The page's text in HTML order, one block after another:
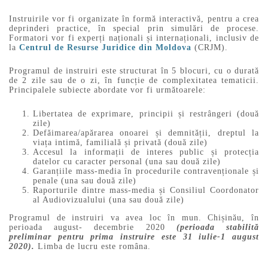
Instruirile vor fi organizate în formă interactivă, pentru a crea
deprinderi practice, în special prin simulări de procese.
Formatori vor fi experți naționali și internaționali, inclusiv de
la Centrul de Resurse Juridice din Moldova (CRJM).
Programul de instruiri este structurat în 5 blocuri, cu o durată
de 2 zile sau de o zi, în funcție de complexitatea tematicii.
Principalele subiecte abordate vor fi următoarele:
Libertatea de exprimare, principii și restrângeri (două
zile)
Defăimarea/apărarea onoarei și demnității, dreptul la
viața intimă, familială și privată (două zile)
Accesul la informații de interes public și protecția
datelor cu caracter personal (una sau două zile)
Garanțiile mass-media în procedurile contravenționale și
penale (una sau două zile)
Raporturile dintre mass-media și Consiliul Coordonator
al Audiovizualului (una sau două zile)
Programul de instruiri va avea loc în mun. Chișinău, în
perioada august- decembrie 2020 (perioada stabilită
preliminar pentru prima instruire este 31 iulie-1 august
2020). Limba de lucru este româna.